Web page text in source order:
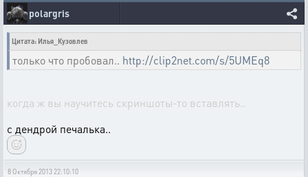
polargris
Цитата: Илья_Кузовлев
только что пробовал.. http://clip2net.com/s/5UMEq8
когда ж вы научитесь скриншоты-то вставлять..
с дендрой печалька..
8 Октября 2013 22:10:10